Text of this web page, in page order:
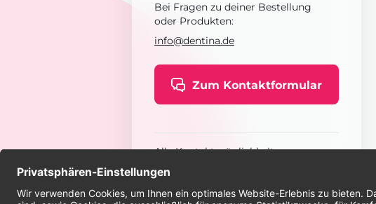
Bei Fragen zu deiner Bestellung
oder Produkten:
info@dentina.de
Zum Kontaktformular
Alle Kontaktmöglichkeiten